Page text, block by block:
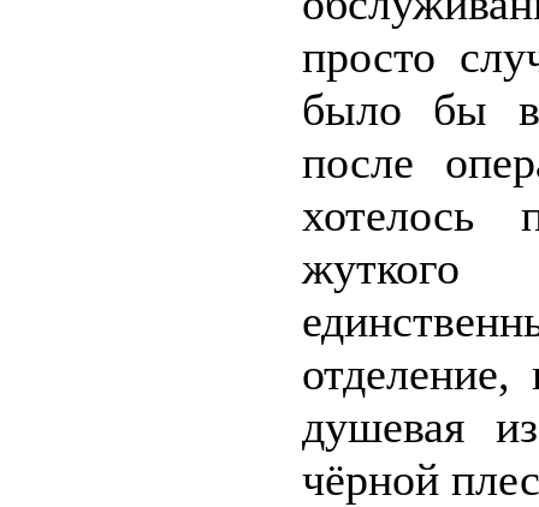
просто
было бы
после
хотелось
душевая
чёрной